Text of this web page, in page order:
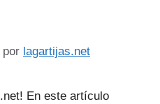
por lagartijas.net
.net! En este artículo